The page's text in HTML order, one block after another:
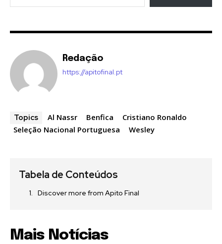
Redação
https://apitofinal.pt
Topics Al Nassr Benfica
Cristiano Ronaldo
Seleção Nacional Portuguesa
Wesley
Tabela de Conteúdos
Discover more from Apito Final
Mais Notícias